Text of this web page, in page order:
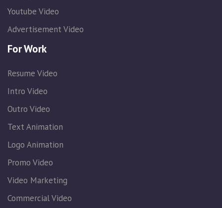
Youtube Video
Advertisement Video
For Work
Resume Video
Intro Video
Outro Video
Text Animation
Logo Animation
Promo Video
Video Marketing
Commercial Video